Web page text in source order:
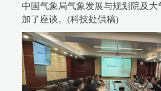
中国气象局气象发展与规划院及
加了座谈。(科技处供稿)